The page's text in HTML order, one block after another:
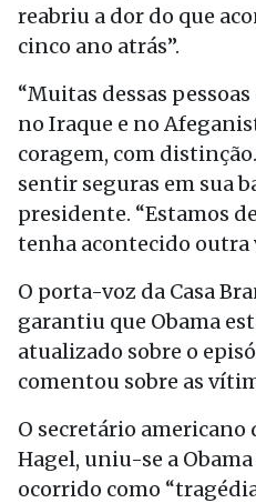
reabriu a dor do que
cinco ano atrás”.
“Muitas dessas
no Iraque e no
coragem, com
sentir seguras em sua
presidente. “Estamos
tenha acontecido outra
O porta-voz da Casa
garantiu que Obama
atualizado sobre o
comentou sobre as
O secretário americano
Hagel, uniu-se a
ocorrido como